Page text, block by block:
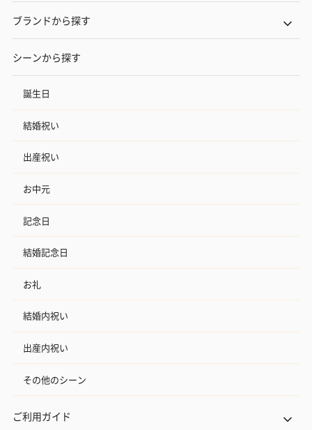
ブランドから探す
シーンから探す
誕生日
結婚祝い
出産祝い
お中元
記念日
結婚記念日
お礼
結婚内祝い
出産内祝い
その他のシーン
ご利用ガイド